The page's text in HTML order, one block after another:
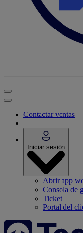
Contactar ventas
Iniciar sesión
Abrir app
Consola de
Ticket
Portal del